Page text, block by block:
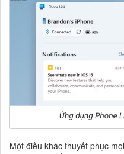
Một điều khác thuyết phục